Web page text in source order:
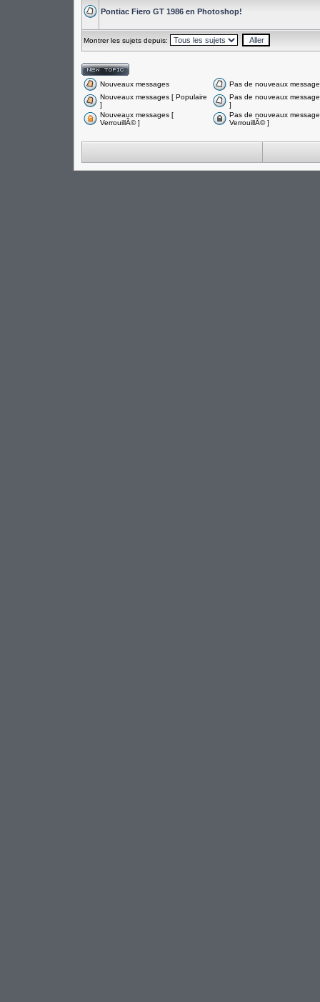
Pontiac Fiero GT 1986 en Photoshop!
Montrer les sujets depuis:
Nouveaux messages
Pas de nouveaux
Nouveaux messages [ Populaire
]
Pas de nouveaux
]
Nouveaux messages [
VerrouillÃ© ]
Pas de nouveaux
VerrouillÃ© ]